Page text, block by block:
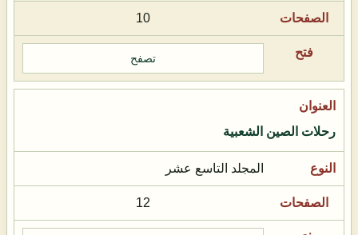
10
تصفح
رحلات الصين الشعبية
المجلد التاسع عشر
12